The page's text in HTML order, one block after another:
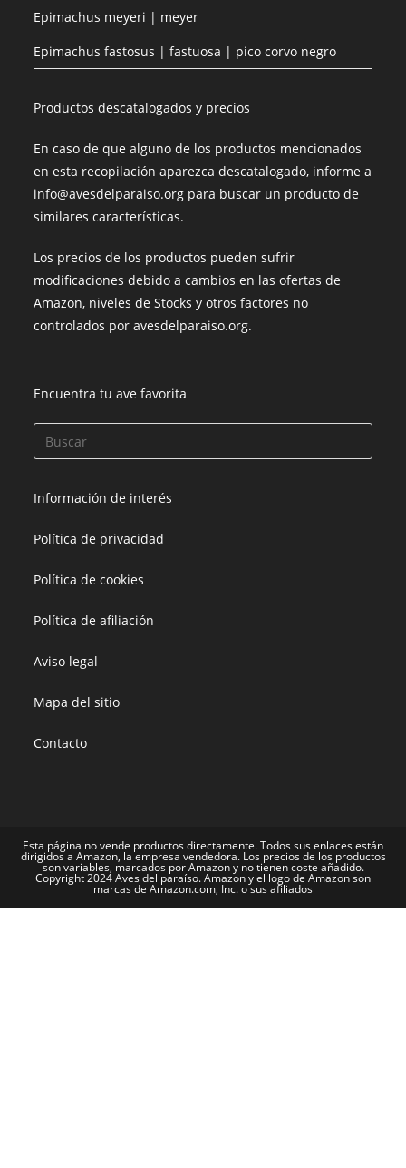
Epimachus meyeri | meyer
Epimachus fastosus | fastuosa | pico corvo negro
Productos descatalogados y precios
En caso de que alguno de los productos mencionados
en esta recopilación aparezca descatalogado, informe a
info@avesdelparaiso.org para buscar un producto de
similares características.
Los precios de los productos pueden sufrir
modificaciones debido a cambios en las ofertas de
Amazon, niveles de Stocks y otros factores no
controlados por avesdelparaiso.org.
Encuentra tu ave favorita
Información de interés
Política de privacidad
Política de cookies
Política de afiliación
Aviso legal
Mapa del sitio
Contacto
Esta página no vende productos directamente. Todos sus enlaces están
dirigidos a Amazon, la empresa vendedora. Los precios de los productos
son variables, marcados por Amazon y no tienen coste añadido.
Copyright 2024 Aves del paraíso. Amazon y el logo de Amazon son
marcas de Amazon.com, Inc. o sus afiliados